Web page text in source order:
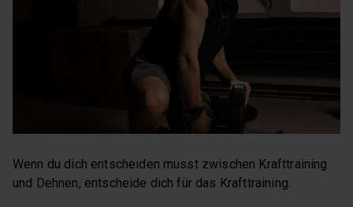
Wenn du dich entscheiden musst zwischen Krafttraining
und Dehnen, entscheide dich für das Krafttraining.